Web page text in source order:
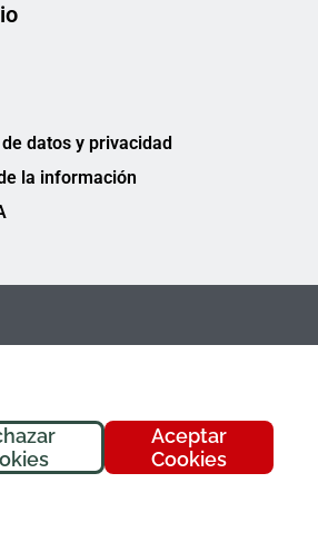
Aceptar
Cookies
Soy
, tu asistente de
¿En qué puedo ayudarte
datos y privacidad
la información